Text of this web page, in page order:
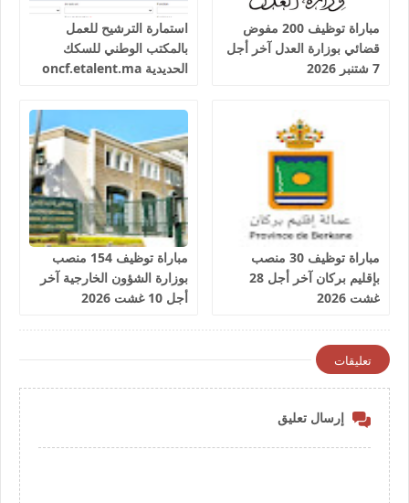
مباراة توظيف 200 مفوض
قضائي بوزارة العدل آخر أجل
7 شتنبر 2026
استمارة الترشيح للعمل
بالمكتب الوطني للسكك
الحديدية oncf.etalent.ma
مباراة توظيف 30 منصب
بإقليم بركان آخر أجل 28
غشت 2026
مباراة توظيف 154 منصب
بوزارة الشؤون الخارجية آخر
أجل 10 غشت 2026
تعليقات
إرسال تعليق